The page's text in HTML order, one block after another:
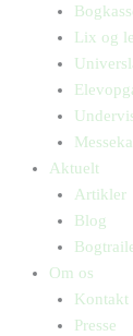
Lix og
Aktuelt
Artikler
Blog
Om os
Kontakt
Presse